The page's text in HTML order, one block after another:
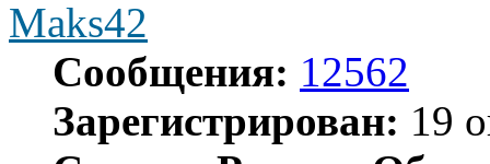
Maks42
Сообщения: 12562
Зарегистрирован: 19